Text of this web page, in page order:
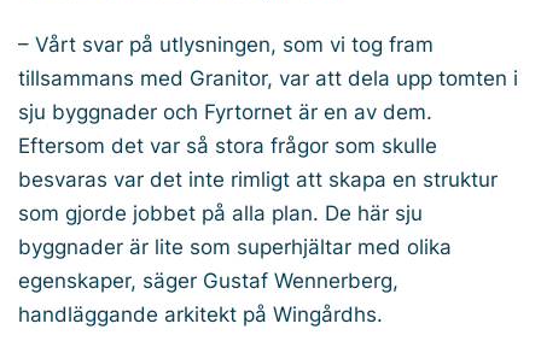
– Vårt svar på utlysningen, som vi tog fram
tillsammans med Granitor, var att dela upp tomten i
sju byggnader och Fyrtornet är en av dem.
Eftersom det var så stora frågor som skulle
besvaras var det inte rimligt att skapa en struktur
som gjorde jobbet på alla plan. De här sju
byggnader är lite som superhjältar med olika
egenskaper, säger Gustaf Wennerberg,
handläggande arkitekt på Wingårdhs.